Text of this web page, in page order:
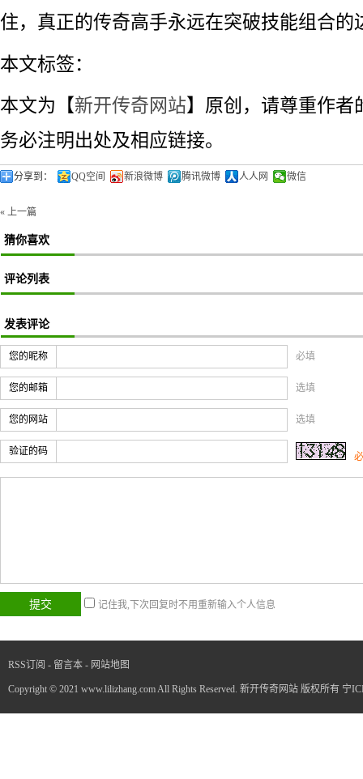
住，真正的传奇高手永远在突破技能组合的
本文标签：
本文为【新开传奇网站】原创，请尊重作者
务必注明出处及相应链接。
分享到： QQ空间 新浪微博 腾讯微博 人人网 微信
« 上一篇
猜你喜欢
评论列表
发表评论
您的昵称 必填
您的邮箱 选填
您的网站 选填
验证的码
记住我,下次回复时不用重新输入个人信息
RSS订阅 - 留言本 - 网站地图
Copyright © 2021 www.lilizhang.com All Rights Reserved. 新开传奇网站 版权所有 宁